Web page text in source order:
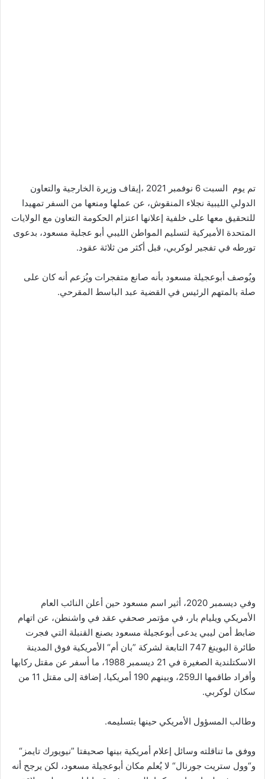
تم يوم السبت 6 نوفمبر 2021 ،إيقاف وزيرة الخارجية والتعاون
الدولي الليبية نجلاء المنقوش، عن عملها ومنعها من السفر تمهيدا
للتحقيق معها على خلفية إعلانها اعتزام الحكومة التعاون مع الولايات
المتحدة الأميركية لتسليم المواطن الليبي أبو عجلية مسعود، بدعوى
تورطه في تفجير لوكربي، قبل أكثر من ثلاثة عقود.
ويُوصف أبوعجيلة مسعود بأنه صانع متفجرات ويُزعم أنه كان على
صلة بالمتهم الرئيس في القضية عبد الباسط المقرحي.
وفي ديسمبر 2020، أثير اسم مسعود حين أعلن النائب العام
الأمريكي ويليام بار، في مؤتمر صحفي عقد في واشنطن، عن اتهام
ضابط أمن ليبي يدعى أبوعجيلة مسعود بصنع القنبلة التي فجرت
طائرة البوينغ 747 التابعة لشركة ”بان أم“ الأمريكية فوق المدينة
الاسكتلندية الصغيرة في 21 ديسمبر 1988، ما أسفر عن مقتل ركابها
وأفراد طاقمها الـ259، وبينهم 190 أمريكيا، إضافة إلى مقتل 11 من
سكان لوكربي.
وطالب المسؤول الأمريكي حينها بتسليمه.
ووفق ما تناقلته وسائل إعلام أمريكية بينها صحيفتا ”نيويورك تايمز“
و“وول ستريت جورنال“ لا يُعلم مكان أبوعجيلة مسعود، لكن يرجح أنه